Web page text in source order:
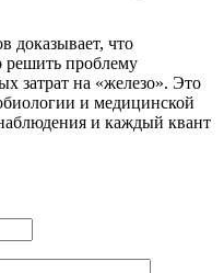
доказывает, что
решить проблему
затрат на «железо». Это
и медицинской
и каждый квант